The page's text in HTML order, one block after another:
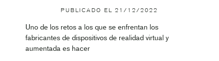
PUBLICADO EL21/12/2022
Uno de los retos a los que se enfrentan los
fabricantes de dispositivos de realidad virtual y
aumentada es hacer